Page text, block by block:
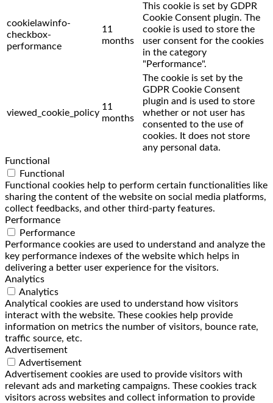
cookielawinfo-
checkbox-
performance
11
months
This cookie is set by GDPR
Cookie Consent plugin. The
cookie is used to store the
user consent for the cookies
in the category
"Performance".
viewed_cookie_policy
11
months
The cookie is set by the
GDPR Cookie Consent
plugin and is used to store
whether or not user has
consented to the use of
cookies. It does not store
any personal data.
Functional
Functional
Functional cookies help to perform certain functionalities like
sharing the content of the website on social media platforms,
collect feedbacks, and other third-party features.
Performance
Performance
Performance cookies are used to understand and analyze the
key performance indexes of the website which helps in
delivering a better user experience for the visitors.
Analytics
Analytics
Analytical cookies are used to understand how visitors
interact with the website. These cookies help provide
information on metrics the number of visitors, bounce rate,
traffic source, etc.
Advertisement
Advertisement
Advertisement cookies are used to provide visitors with
relevant ads and marketing campaigns. These cookies track
visitors across websites and collect information to provide